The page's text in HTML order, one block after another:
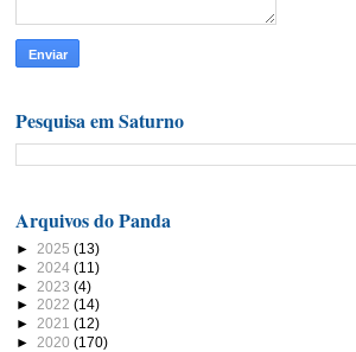
Pesquisa em Saturno
Arquivos do Panda
► 2025 (13)
► 2024 (11)
► 2023 (4)
► 2022 (14)
► 2021 (12)
► 2020 (170)